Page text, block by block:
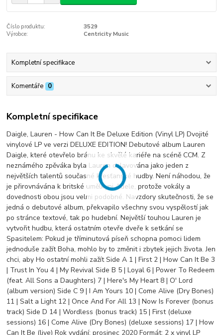
Číslo produktu:
3529
Výrobce:
Centricity Music
Kompletní specifikace
Komentáře 0
Kompletní specifikace
Daigle, Lauren - How Can It Be Deluxe Edition (Vinyl LP) Dvojité
vinylové LP ve verzi DELUXE EDITION! Debutové album Lauren
Daigle, které otevřelo bránu ke skvělé kariéře na scéně CCM. Z
neznámého zpěváka byla Lauren oslavována jako jeden z
největších talentů současné křesťanské hudby. Není náhodou, že
je přirovnávána k britské umělkyni Adele, protože vokály a
dovednosti obou jsou velmi podobné. Navzdory skutečnosti, že se
jedná o debutové album, překvapilo všechny svou vyspělostí jak
po stránce textové, tak po hudební. Největší touhou Lauren je
vytvořit hudbu, která ostatním otevře dveře k setkání se
Spasitelem: Pokud je tříminutová píseň schopna pomoci lidem
jednoduše zažít Boha, mohlo by to změnit i zbytek jejich života. Jen
chci, aby Ho ostatní mohli zažít Side A 1 | First 2 | How Can It Be 3
| Trust In You 4 | My Revival Side B 5 | Loyal 6 | Power To Redeem
(feat. All Sons a Daughters) 7 | Here's My Heart 8 | O' Lord
(album version) Side C 9 | I Am Yours 10 | Come Alive (Dry Bones)
11 | Salt a Light 12 | Once And For All 13 | Now Is Forever (bonus
track) Side D 14 | Wordless (bonus track) 15 | First (deluxe
sessions) 16 | Come Alive (Dry Bones) (deluxe sessions) 17 | How
Can It Be (live) Rok vydání: prosinec 2020 Formát: 2 x vinyl LP